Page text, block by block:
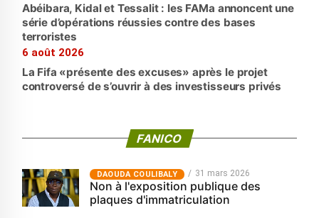
Abéibara, Kidal et Tessalit : les FAMa annoncent une
série d’opérations réussies contre des bases
terroristes
6 août 2026
La Fifa «présente des excuses» après le projet
controversé de s’ouvrir à des investisseurs privés
FANICO
‎DAOUDA COULIBALY 31 mars 2026
Non à l'exposition publique des
plaques d'immatriculation